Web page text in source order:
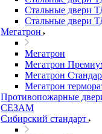
Стальные двери
Стальные двери
Мегатрон
Мегатрон
Мегатрон
Мегатрон
Мегатрон
Противопожарные
СЕЗАМ
Сибирский стандарт